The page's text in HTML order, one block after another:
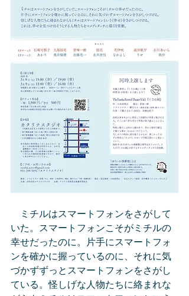
ミチルはスマートフォンをさがして
いた。スマートフォンこそがミチルの
幸せだったのに。片手にスマートフォ
ンを確かに握っているのに、それに気
づかずずっとスマートフォンをさがし
ている。怪しげな人物たちに絡まれな